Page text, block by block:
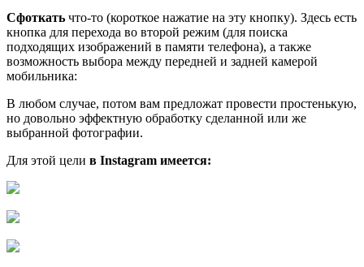
Cфоткать что-то (короткое нажатие на эту кнопку). Здесь есть
кнопка для перехода во второй режим (для поиска
подходящих изображений в памяти телефона), а также
возможность выбора между передней и задней камерой
мобильника:
В любом случае, потом вам предложат провести простенькую,
но довольно эффектную обработку сделанной или же
выбранной фотографии.
Для этой цели в Instagram имеется: